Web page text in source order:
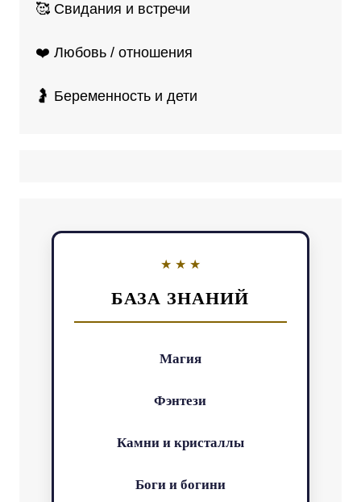
🥰 Свидания и встречи
❤️ Любовь / отношения
🤰 Беременность и дети
БАЗА ЗНАНИЙ
Магия
Фэнтези
Камни и кристаллы
Боги и богини